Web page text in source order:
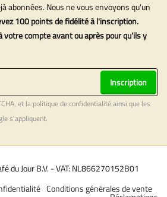
abonnées. Nous ne vous envoyons qu'un
100 points de fidélité à l'inscription.
votre compte avant ou après pour qu'ils y
Inscription
et la politique de confidentialitéainsi que les
s'appliquent.
du Jour B.V. - VAT: NL866270152B01
Conditions générales de vente